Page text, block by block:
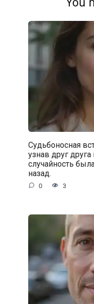
Судьбоносная
узнав друг друга
случайность
назад.
0 3